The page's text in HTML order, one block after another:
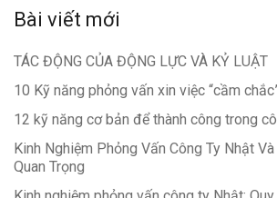
Bài viết mới
TÁC ĐỘNG CỦA ĐỘNG LỰC VÀ KỶ LUẬT
10 Kỹ năng phỏng vấn xin việc “cầm
12 kỹ năng cơ bản để thành công trong
Kinh Nghiệm Phỏng Vấn Công Ty Nhật
Quan Trọng